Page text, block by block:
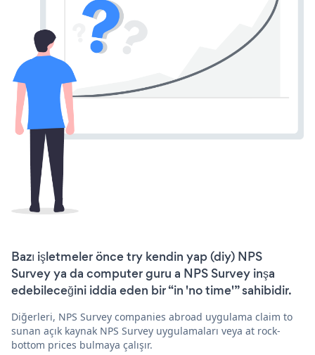
Bazı işletmeler önce try kendin yap (diy) NPS
Survey ya da computer guru a NPS Survey inşa
edebileceğini iddia eden bir “in 'no time'” sahibidir.
Diğerleri, NPS Survey companies abroad uygulama claim to
sunan açık kaynak NPS Survey uygulamaları veya at rock-
bottom prices bulmaya çalışır.